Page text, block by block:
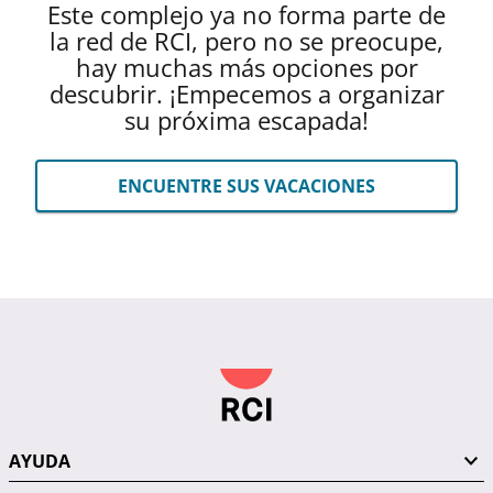
Este complejo ya no forma parte de
la red de RCI, pero no se preocupe,
hay muchas más opciones por
descubrir. ¡Empecemos a organizar
su próxima escapada!
ENCUENTRE SUS VACACIONES
AYUDA